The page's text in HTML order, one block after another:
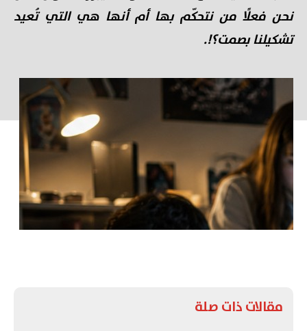
نحن فعلًا من نتحكّم بها أم أنها هي التي تُعيد
تشكيلنا بصمت؟!.
مقالات ذات صلة